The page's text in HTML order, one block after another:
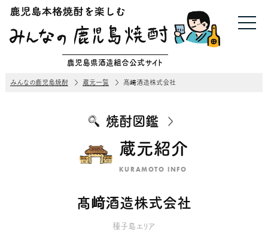
鹿児島県酒造組合公式サイト
みんなの鹿児島焼酎 蔵元一覧 髙﨑酒造株式会社
焼酎図鑑
蔵元紹介
KURAMOTO INFO
髙﨑酒造株式会社
種子島エリア